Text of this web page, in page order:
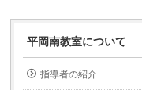
平岡南教室について
指導者の紹介